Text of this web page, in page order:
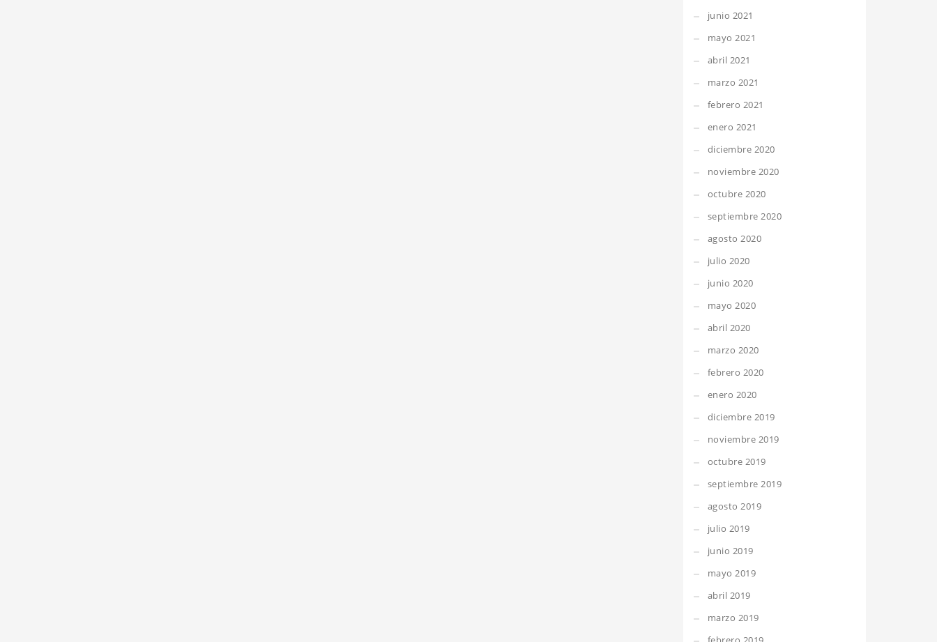
junio 2021
mayo 2021
abril 2021
marzo 2021
febrero 2021
enero 2021
diciembre 2020
noviembre 2020
octubre 2020
septiembre 2020
agosto 2020
julio 2020
junio 2020
mayo 2020
abril 2020
marzo 2020
febrero 2020
enero 2020
diciembre 2019
noviembre 2019
octubre 2019
septiembre 2019
agosto 2019
julio 2019
junio 2019
mayo 2019
abril 2019
marzo 2019